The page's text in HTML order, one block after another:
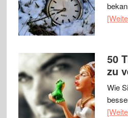
50
zu
Wie